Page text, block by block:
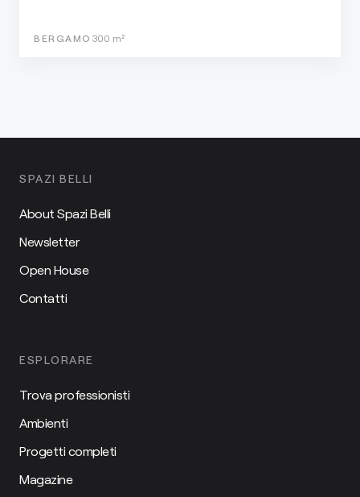
BERGAMO 300 m²
SPAZI BELLI
About Spazi Belli
Newsletter
Open House
Contatti
ESPLORARE
Trova professionisti
Ambienti
Progetti completi
Magazine